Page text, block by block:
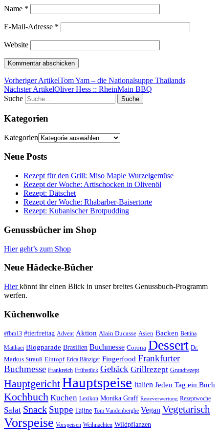
Name *
E-Mail-Adresse *
Website
Vorheriger ArtikelTom Yam – die Nationalsuppe Thailands
Nächster ArtikelOliver Hess :: RheinMain BBQ
Suche
Kategorien
Kategorien
Neue Posts
Rezept für den Grill: Miso Maple Wurzelgemüse
Rezept der Woche: Artischocken in Olivenöl
Rezept: Dätschet
Rezept der Woche: Rhabarber-Baisertorte
Rezept: Kubanischer Brotpudding
Genussbücher im Shop
Hier geht’s zum Shop
Neue Hädecke-Bücher
Hierkönnt ihr einen Blick in unser breites Genussbuch-Programm
werfen.
Küchenwolke
#fbm13 #tierfreitag Advent Aktion Alain Ducasse Asien Backen Bettina
Matthaei Blogparade Brasilien Buchmesse Corona Dessert Dr.
Markus Strauß Eintopf Erica Bänziger Fingerfood Frankfurter
Buchmesse Frankreich Frühstück Gebäck Grillrezept Grundrezept
HauptgerichtHauptspeise Italien Jeden Tag ein Buch
Kochbuch Kuchen Lexikon Monika Graff Resteverwertung Rezeptwoche
Salat Snack Suppe Tajine Tom Vandenberghe Vegan Vegetarisch
Vorspeise Vorspeisen Weihnachten Wildpflanzen